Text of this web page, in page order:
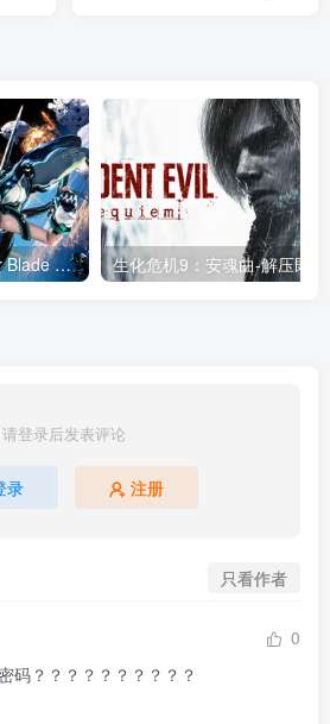
剑星-虚拟机版/ Stellar Blade v1.4.1|Build.19963153 终极版新补丁 送修改器 免安装中文版
请登录后发表评论
录 注册
只看作者
0
码？？？？？？？？？？